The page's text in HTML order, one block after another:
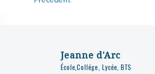
Jeanne d'Arc
École,Collége, Lycée, BTS